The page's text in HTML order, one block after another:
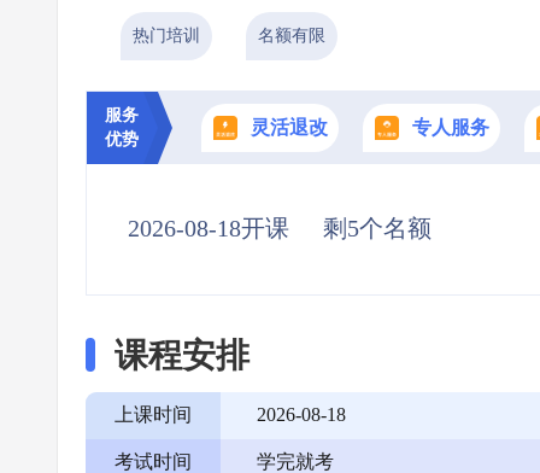
热门培训 名额有限
服务
优势
灵活退改 专人服务
2026-08-18开课 剩5个名额
课程安排
上课时间 2026-08-18
考试时间 学完就考